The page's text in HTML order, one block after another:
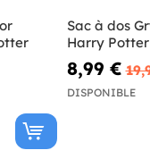
Sac à dos
Harry Potter
8,99 €
DISPONIBLE